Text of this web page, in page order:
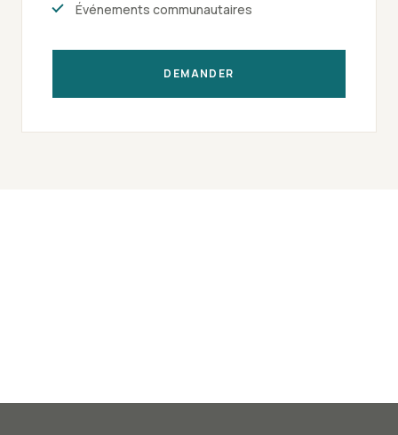
Événements communautaires
DEMANDER